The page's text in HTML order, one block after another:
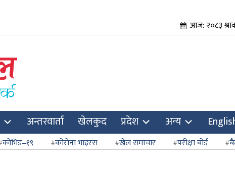
आज: २०८३
अन्तरवार्ता खेलकुद प्रदेश अन्य
कोभिड–१९ कोरोना भाइरस खेल समाचार परीक्षा बोर्ड